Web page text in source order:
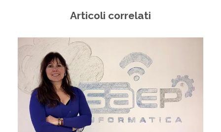
Articoli correlati